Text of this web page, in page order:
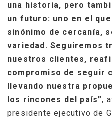
una historia, pero
un futuro: uno en el
sinónimo de cercanía,
variedad. Seguiremos
nuestros clientes,
compromiso de seguir
llevando nuestra
los rincones del país”,
presidente ejecutivo de